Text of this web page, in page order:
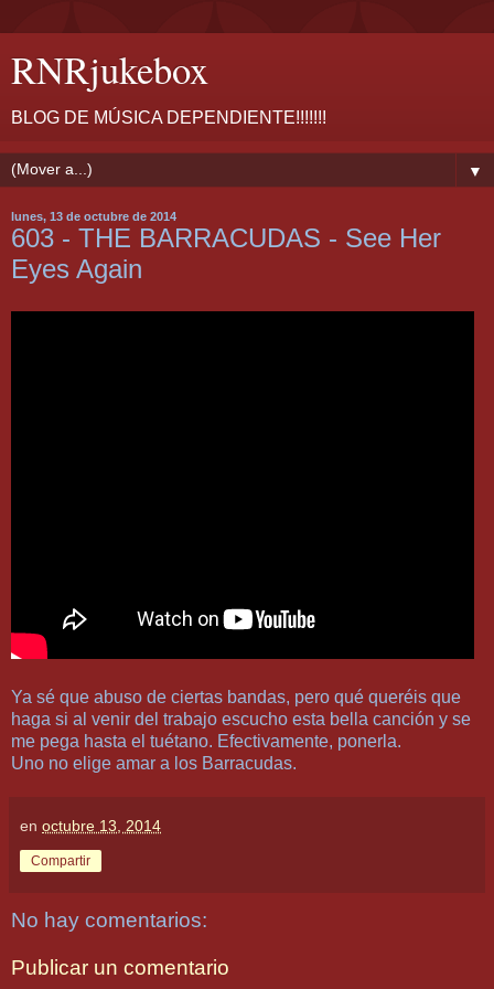
RNRjukebox
BLOG DE MÚSICA DEPENDIENTE!!!!!!!
▼
lunes, 13 de octubre de 2014
603 - THE BARRACUDAS - See Her
Eyes Again
Ya sé que abuso de ciertas bandas, pero qué queréis que
haga si al venir del trabajo escucho esta bella canción y se
me pega hasta el tuétano. Efectivamente, ponerla.
Uno no elige amar a los Barracudas.
en octubre 13, 2014
Compartir
No hay comentarios:
Publicar un comentario